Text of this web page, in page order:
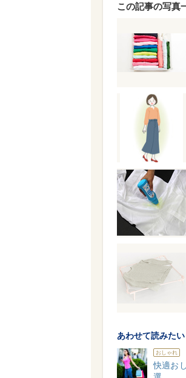
この記事の写真
あわせて読みたい
おしゃれ
快適お